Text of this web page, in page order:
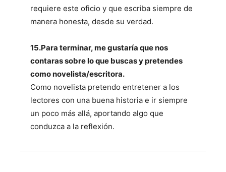
requiere este oficio y que escriba siempre de
manera honesta, desde su verdad.
15.Para terminar, me gustaría que nos
contaras sobre lo que buscas y pretendes
como novelista/escritora.
Como novelista pretendo entretener a los
lectores con una buena historia e ir siempre
un poco más allá, aportando algo que
conduzca a la reflexión.